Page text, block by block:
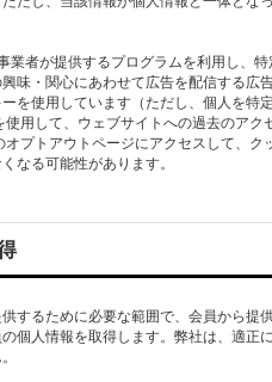
者が提供するプログラムを利用し、
味・関心にあわせて広告を配信する
を使用しています（ただし、個人を
用して、ウェブサイトへの過去のア
プトアウトページにアクセスして、
なる可能性があります。
するために必要な範囲で、会員から
個人情報を取得します。弊社は、適